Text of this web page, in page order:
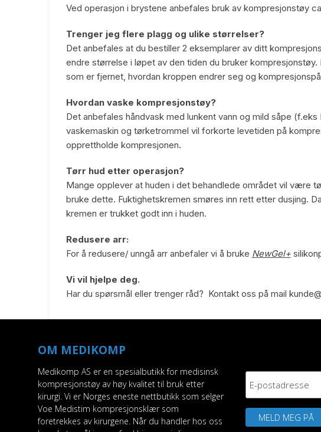
Ved operasjon i brystene anbefales bruk av kompresjonstøy
Trenger jeg flere plagg og ulike størrelser?
Det anbefales at du bestiller 2 eksemplarer av ditt
endre størrelse i løpet av den tiden du bruker
som er fjernet, hvordan kroppen endrer seg og
Hvordan vaske kompresjonstøy?
Det anbefales håndvask med lunkent vann og mild såpe
vaskemaskin og tørketrommel vil forkorte levetiden på
opprettholde kompresjonen.
Tørr hud etter operasjon?
Mange opplever at huden i det behandlede området vil være
bruke dette. Fuktighetskremen smøres inn rett etter dusjing.
kremen er trukket godt inn i huden.
Redusere arr:
For å redusere/ unngå arr anbefaler vi å bruke NewGel+
Vi vil hjelpe deg.
Har du spørsmål eller trenger råd? Kontakt oss på mail
OM MEDIKOMP
Medikomp AS er en spesialbutikk for medisinsk
kompresjonstøy av høy kvalitet til bruk etter
kirurgi. Vi er Norges eneste nettbutikk som selger
Voe Medistim kompresjonsklær som
foretrekkes av kirurgene. Når du handler hos oss